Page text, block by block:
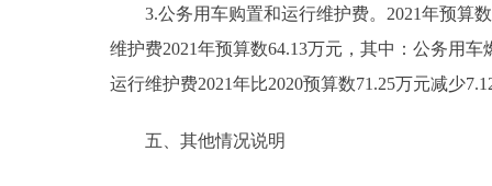
3.公务用车购置和运行维护费。2021年预算数
维护费2021年预算数64.13万元，其中：公务用
运行维护费2021年比2020预算数71.25万元减少
五、其他情况说明